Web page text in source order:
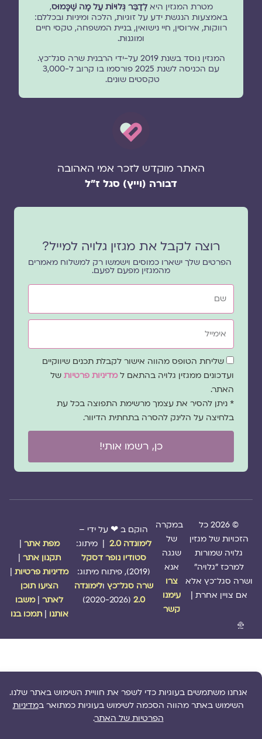
מטרת המגזין היאלְדַבֵּר גְּלוּיוֹת עַל מָה שֶׁכָּמוּס,
באמצעות הנגשת ידע על זוגיות, הלכה ומיניות ובכללם:
רווקות, אירוסין, חיי נישואין, בניית המשפחה, טקסי חיים
ומוגנוּת.
המגזין נוסד בשנת 2019 על-ידי הרבנית שרה סגל־כץ.
עם הכניסה לשנת 2025 פורסמו בו קרוב ל-3,000
טקסטים שונים.
האתר מוקדש לזכר אמי האהובה
דבורה (וייץ) סגל ז"ל
רוצה לקבל את מגזין גלויה למייל?
הפרטים שלך ישארו כמוסים וישמשו רק למשלוח מאמרים
מהמגזין מפעם לפעם.
שם
אימייל
שדה
הסכמה
שליחת הטופס מהווה אישור לקבלת תכנים שיווקיים
ועדכונים ממגזין גלויה בהתאם ל מדיניות פרטיותשל
האתר.
* ניתן להסיר את עצמך מרשימת התפוצה בכל עת
בלחיצה על הלינק להסרה בתחתית הדיוור.
כן, רשמו אותי!
© 2026 כל
הזכויות של מגזין
גלויה שמורות
למרכז "גלויה"
ושרה סגל־כץ אלא
אם צויין אחרת |
במקרה
של
שגגה
אנא
צרו
עימנו
קשר
הוקם ב ❤ על ידי –
לימונדה 2.0
| מיתוג:
סטודיו נופר דסקל
שרה סגל־כץולימונדה
2.0
(2020-2026)
מפת אתר|
תקנון אתר|
מדיניות פרטיות|
הציעו תוכן
לאתר| משבו
אותנו| תמכו בנו